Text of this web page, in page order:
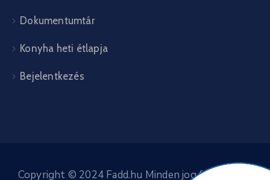
Dokumentumtár
Konyha heti étlapja
Bejelentkezés
Copyright © 2024 Fadd.hu Minden jog fenntartva.